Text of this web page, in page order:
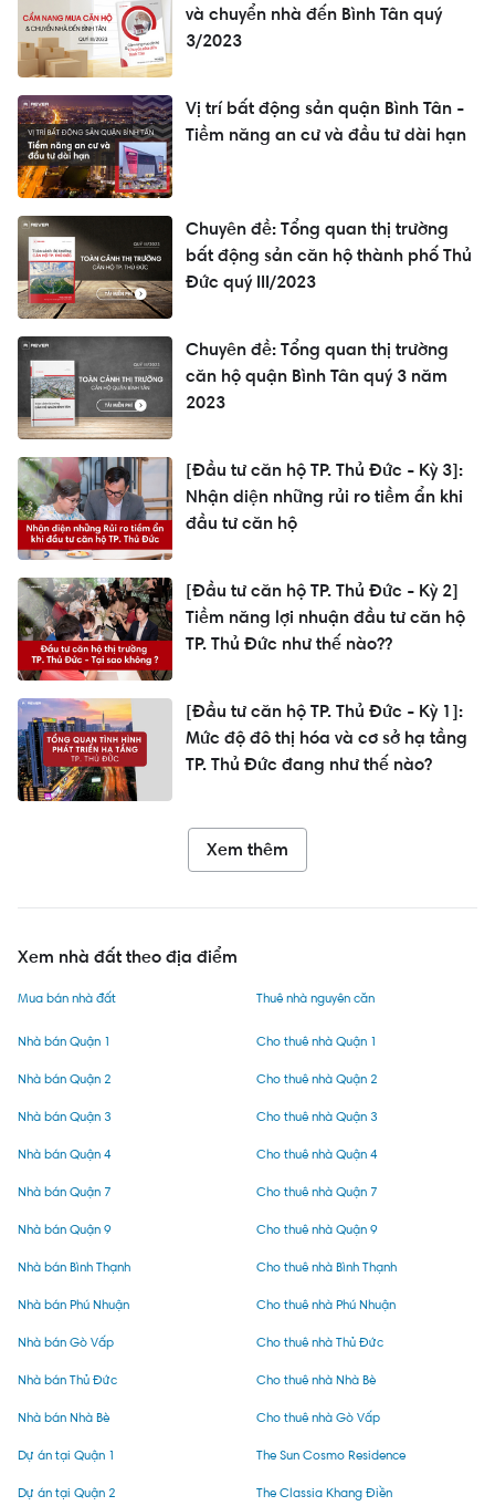
và chuyển nhà đến Bình Tân quý
3/2023
Vị trí bất động sản quận Bình Tân -
Tiềm năng an cư và đầu tư dài hạn
Chuyên đề: Tổng quan thị trường
bất động sản căn hộ thành phố Thủ
Đức quý III/2023
Chuyên đề: Tổng quan thị trường
căn hộ quận Bình Tân quý 3 năm
2023
[Đầu tư căn hộ TP. Thủ Đức - Kỳ 3]:
Nhận diện những rủi ro tiềm ẩn khi
đầu tư căn hộ
[Đầu tư căn hộ TP. Thủ Đức - Kỳ 2]
Tiềm năng lợi nhuận đầu tư căn hộ
TP. Thủ Đức như thế nào??
[Đầu tư căn hộ TP. Thủ Đức - Kỳ 1]:
Mức độ đô thị hóa và cơ sở hạ tầng
TP. Thủ Đức đang như thế nào?
Xem thêm
Xem nhà đất theo địa điểm
Mua bán nhà đất
Nhà bán Quận 1
Nhà bán Quận 2
Nhà bán Quận 3
Nhà bán Quận 4
Nhà bán Quận 7
Nhà bán Quận 9
Nhà bán Bình Thạnh
Nhà bán Phú Nhuận
Nhà bán Gò Vấp
Nhà bán Thủ Đức
Nhà bán Nhà Bè
Thuê nhà nguyên căn
Cho thuê nhà Quận 1
Cho thuê nhà Quận 2
Cho thuê nhà Quận 3
Cho thuê nhà Quận 4
Cho thuê nhà Quận 7
Cho thuê nhà Quận 9
Cho thuê nhà Bình Thạnh
Cho thuê nhà Phú Nhuận
Cho thuê nhà Thủ Đức
Cho thuê nhà Nhà Bè
Cho thuê nhà Gò Vấp
Dự án tại Quận 1
Dự án tại Quận 2
The Sun Cosmo Residence
The Classia Khang Điền